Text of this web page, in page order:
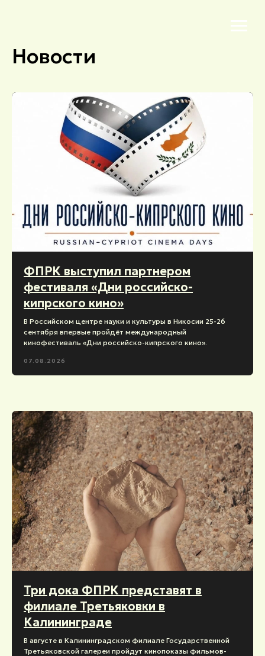
Новости
ФПРК выступил партнером
фестиваля «Дни российско-
кипрского кино»
В Российском центре науки и культуры в Никосии 25-26
сентября впервые пройдёт международный
кинофестиваль «Дни российско-кипрского кино».
07.08.2026
Три дока ФПРК представят в
филиале Третьяковки в
Калининграде
В августе в Калининградском филиале Государственной
Третьяковской галереи пройдут кинопоказы фильмов-